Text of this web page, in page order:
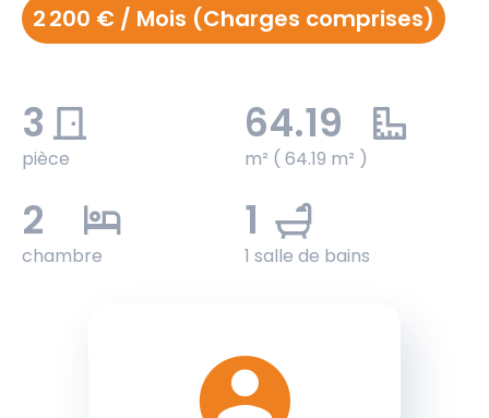
2 200 € / Mois (Charges comprises)
3
pièce
64.19
m² ( 64.19 m² )
2
chambre
1
1 salle de bains